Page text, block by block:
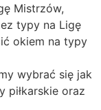
Mistrzów,
typy na Ligę
okiem na typy
wybrać się jak
piłkarskie oraz